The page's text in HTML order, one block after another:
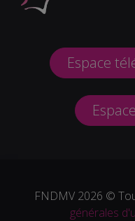
Espace
FNDMV 2026 ©
générales